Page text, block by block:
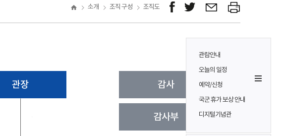
관람안내
오늘의 일정
예약/신청
국군 휴가 보상 안내
디지털기념관
소개 조직 구성 조직도